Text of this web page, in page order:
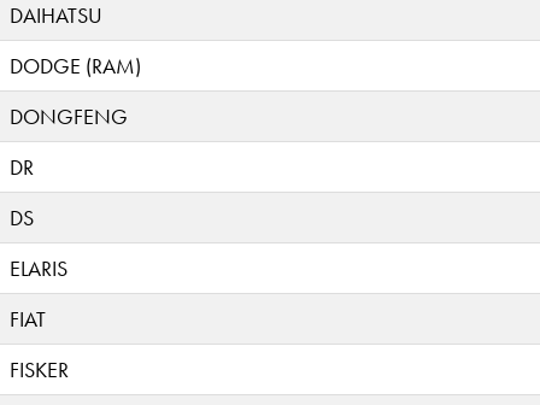
DAIHATSU
DODGE (RAM)
DONGFENG
DR
DS
ELARIS
FIAT
FISKER